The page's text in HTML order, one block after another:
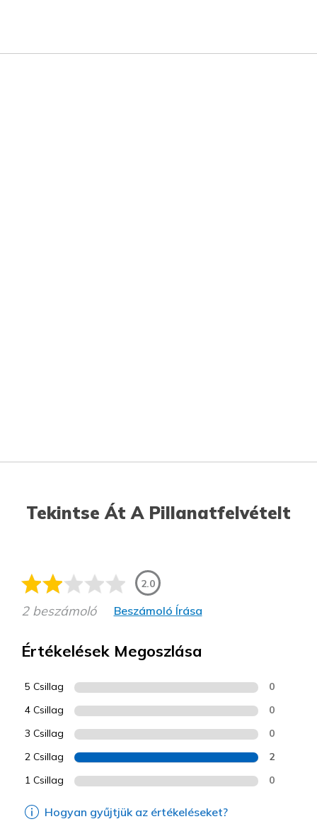
Tekintse Át A Pillanatfelvételt
2.0
2 beszámoló Beszámoló Írása
Értékelések Megoszlása
5 Csillag 0
4 Csillag 0
3 Csillag 0
2 Csillag 2
1 Csillag 0
Hogyan gyűjtjük az értékeléseket?